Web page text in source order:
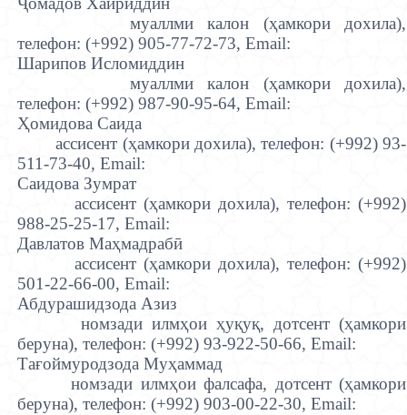
муаллми калон (ҳамкори дохила),
телефон: (+992) 905-77-72-73, Email:
Шарипов Исломиддин
муаллми калон (ҳамкори дохила),
телефон: (+992) 987-90-95-64, Email:
Ҳомидова Саида
ассисент (ҳамкори дохила), телефон: (+992)93-
511-73-40, Email:
Саидова Зумрат
ассисент (ҳамкори дохила), телефон: (+992)
988-25-25-17, Email:
Давлатов Маҳмадрабӣ
ассисент (ҳамкори дохила), телефон: (+992)
501-22-66-00, Email:
Абдурашидзода Азиз
номзади илмҳои ҳуқуқ, дотсент (ҳамкори
беруна), телефон: (+992) 93-922-50-66, Email:
Тағоймуродзода Муҳаммад
номзади илмҳои фалсафа, дотсент (ҳамкори
беруна), телефон: (+992) 903-00-22-30, Email: